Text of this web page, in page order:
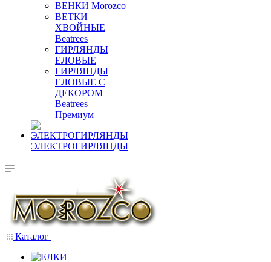
ВЕНКИ Morozco
ВЕТКИ
ХВОЙНЫЕ
Beatrees
ГИРЛЯНДЫ
ЕЛОВЫЕ
ГИРЛЯНДЫ
ЕЛОВЫЕ С
ДЕКОРОМ
Beatrees
Премиум
ЭЛЕКТРОГИРЛЯНДЫ
Каталог